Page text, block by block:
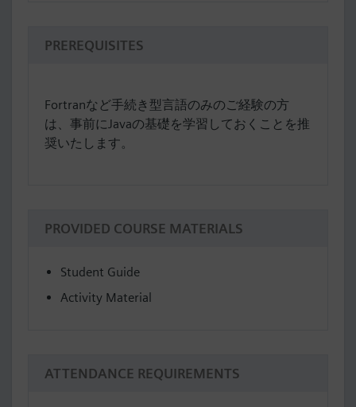
PREREQUISITES
Fortranなど手続き型言語のみのご経験の方
は、事前にJavaの基礎を学習しておくことを推
奨いたします。
PROVIDED COURSE MATERIALS
Student Guide
Activity Material
ATTENDANCE REQUIREMENTS